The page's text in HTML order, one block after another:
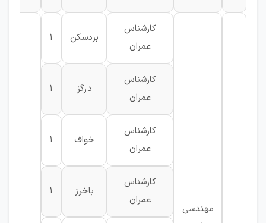
مهندسی
کارشناس
عمران
بردسکن 1
کارشناس
عمران
درگز 1
کارشناس
عمران
خواف 1
کارشناس
عمران
باخرز 1